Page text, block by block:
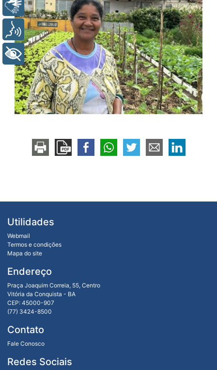
Utilidades
Webmail
Termos e condições
Mapa do site
Endereço
Praça Joaquim Correia, 55, Centro
Vitória da Conquista - BA
CEP: 45000-907
(77) 3424-8500
Contato
Fale Conosco
Redes Sociais
Libras
Voz
+ Acessibilidade